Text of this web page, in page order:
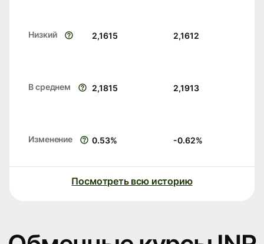
Низкий 2,1615 2,1612
В среднем 2,1815 2,1913
Изменение 0.53% -0.62%
Посмотреть всю историю